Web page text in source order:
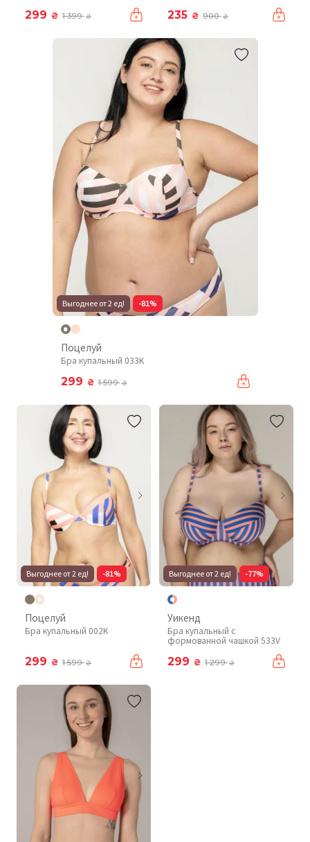
299 ₴ 1 399₴ 235 ₴ 900₴
Выгоднее от 2 ед! -81%
Поцелуй
Бра купальный 033K
299 ₴ 1 599₴
Выгоднее от 2 ед! -81%
Поцелуй
Бра купальный 002K
299 ₴ 1 599₴
Выгоднее от 2 ед! -77%
Уикенд
Бра купальный с
формованной чашкой 533V
299 ₴ 1 299₴